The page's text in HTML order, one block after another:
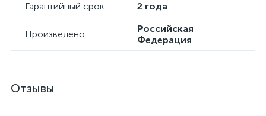
Гарантийный срок
2 года
Произведено
Российская
Федерация
Отзывы